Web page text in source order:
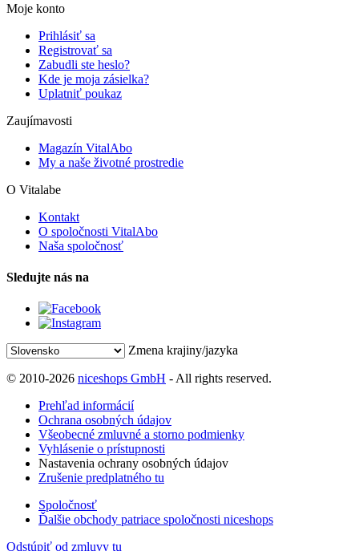
Moje konto
Prihlásiť sa
Registrovať sa
Zabudli ste heslo?
Kde je moja zásielka?
Uplatniť poukaz
Zaujímavosti
Magazín VitalAbo
My a naše životné prostredie
O Vitalabe
Kontakt
O spoločnosti VitalAbo
Naša spoločnosť
Sledujte nás na
Zmena krajiny/jazyka
© 2010-2026 niceshops GmbH - All rights reserved.
Prehľad informácií
Ochrana osobných údajov
Všeobecné zmluvné a storno podmienky
Vyhlásenie o prístupnosti
Nastavenia ochrany osobných údajov
Zrušenie predplatného tu
Spoločnosť
Ďalšie obchody patriace spoločnosti niceshops
Odstúpiť od zmluvy tu